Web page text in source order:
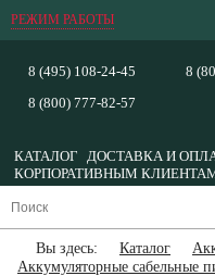
РЕЖИМ РАБОТЫ
8 (495) 108-24-45
8 (800) 777-82-57
8
КАТАЛОГ ДОСТАВКА И
КОРПОРАТИВНЫМ
Вы здесь: Каталог
Аккумуляторные сабельные